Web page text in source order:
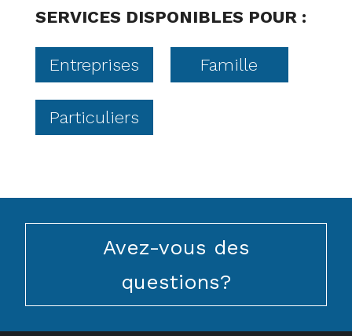
SERVICES DISPONIBLES POUR :
Entreprises Famille
Particuliers
Avez-vous des
questions?